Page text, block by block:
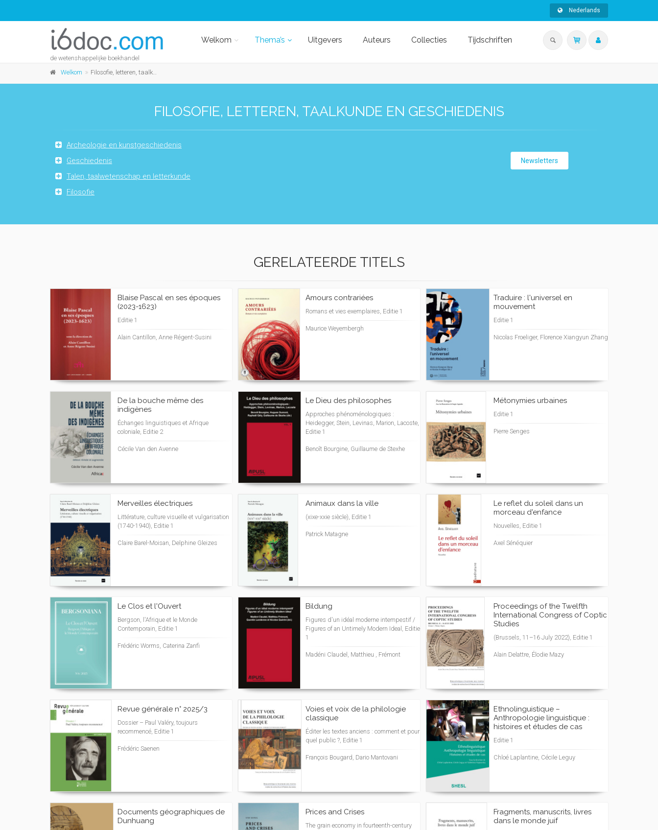
Nederlands
de wetenshappelijke boekhandel
Welkom Thema’s Uitgevers Auteurs Collecties Tijdschriften
Welkom Filosofie, letteren, taalkunde en geschiedenis
FILOSOFIE, LETTEREN, TAALKUNDE EN GESCHIEDENIS
Archeologie en kunstgeschiedenis
Geschiedenis
Talen, taalwetenschap en letterkunde
Filosofie
Newsletters
GERELATEERDE TITELS
Blaise Pascal en ses époques
(2023-1623)
Editie 1
Alain Cantillon, Anne Régent-Susini
Amours contrariées
Romans et vies exemplaires, Editie 1
Maurice Weyembergh
Traduire : l'universel en
mouvement
Editie 1
Nicolas Froeliger, Florence Xiangyun Zhang
De la bouche même des
indigènes
Échanges linguistiques et Afrique
coloniale, Editie 2
Cécile Van den Avenne
Le Dieu des philosophes
Approches phénoménologiques :
Heidegger, Stein, Levinas, Marion, Lacoste,
Editie 1
Benoît Bourgine, Guillaume de Stexhe
Métonymies urbaines
Editie 1
Pierre Senges
Merveilles électriques
Littérature, culture visuelle et vulgarisation
(1740-1940), Editie 1
Claire Barel-Moisan, Delphine Gleizes
Animaux dans la ville
(xixe-xxie siècle), Editie 1
Patrick Matagne
Le reflet du soleil dans un
morceau d'enfance
Nouvelles, Editie 1
Axel Sénéquier
Le Clos et l'Ouvert
Bergson, l'Afrique et le Monde
Contemporain, Editie 1
Frédéric Worms, Caterina Zanfi
Bildung
Figures d'un idéal moderne intempestif /
Figures of an Untimely Modern Ideal, Editie
1
Madéni Claudel, Matthieu , Frémont
Proceedings of the Twelfth
International Congress of Coptic
Studies
(Brussels, 11–16 July 2022), Editie 1
Alain Delattre, Élodie Mazy
Revue générale n° 2025/3
Dossier – Paul Valéry, toujours
recommencé, Editie 1
Frédéric Saenen
Voies et voix de la philologie
classique
Éditer les textes anciens : comment et pour
quel public ?, Editie 1
François Bougard, Dario Mantovani
Ethnolinguistique –
Anthropologie linguistique :
histoires et études de cas
Editie 1
Chloé Laplantine, Cécile Leguy
Documents géographiques de
Dunhuang
Prices and Crises
The grain economy in fourteenth-century
Fragments, manuscrits, livres
dans le monde juif